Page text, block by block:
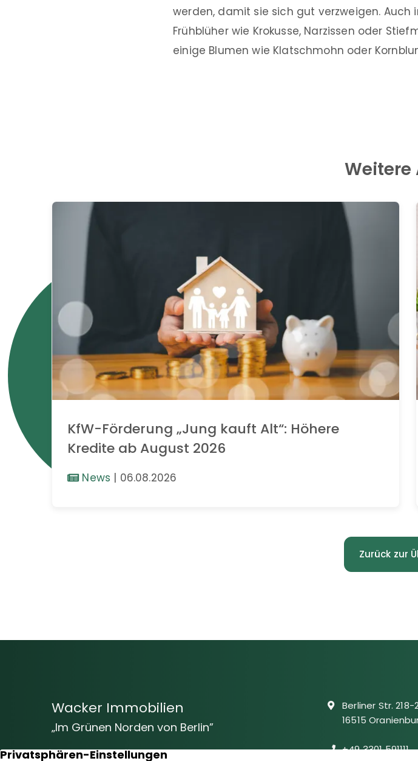
werden, damit sie sich gut verzweigen. Auch
Frühblüher wie Krokusse, Narzissen oder
einige Blumen wie Klatschmohn oder
Weitere
KfW-Förderung „Jung kauft Alt“: Höhere
Kredite ab August 2026
News | 06.08.2026
Zurück zur
Wacker Immobilien
„Im Grünen Norden von Berlin”
Vom Baugrundstück bis hin zur
Berliner Str. 218-
16515
+49 3301 591111